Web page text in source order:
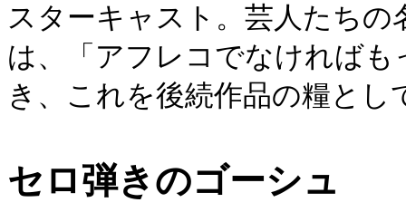
スターキャスト。芸人たち
は、「アフレコでなければ
き、これを後続作品の糧とし
セロ弾きのゴーシュ